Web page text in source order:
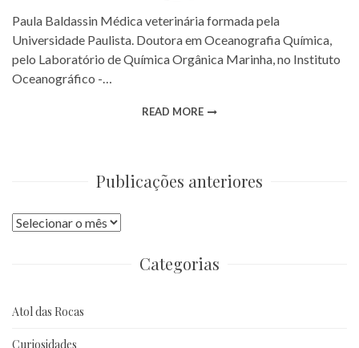
Paula Baldassin Médica veterinária formada pela
Universidade Paulista. Doutora em Oceanografia Química,
pelo Laboratório de Química Orgânica Marinha, no Instituto
Oceanográfico -…
READ MORE
Publicações anteriores
Publicações
Categorias
Atol das Rocas
Curiosidades